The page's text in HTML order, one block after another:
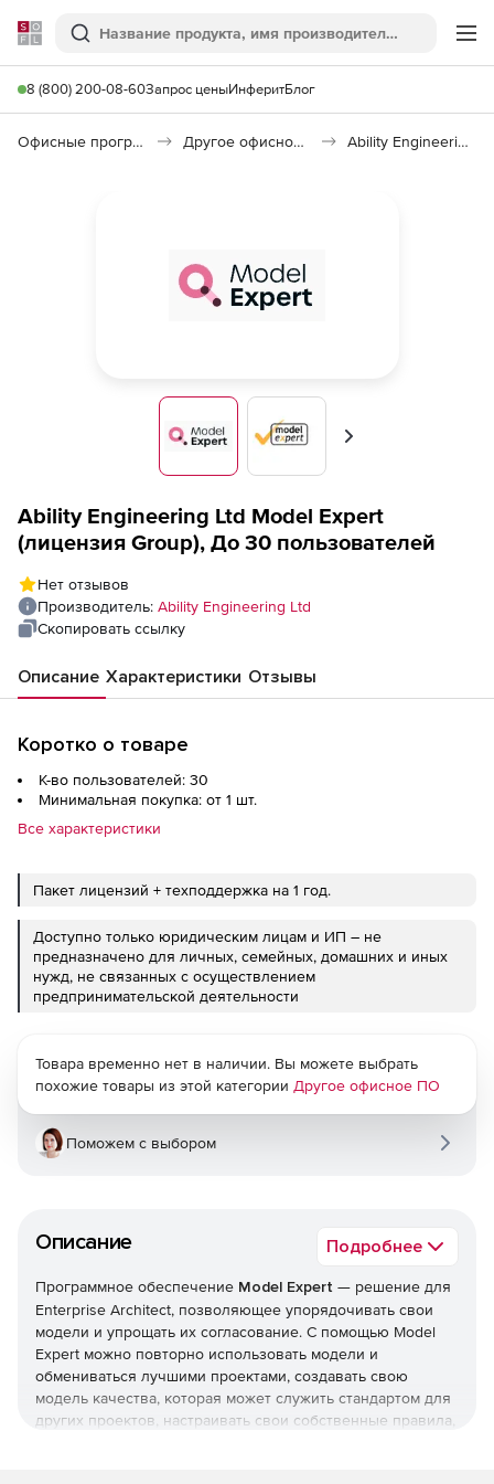
Softline
Поиск
8 (800) 200-08-60Запрос ценыИнферитБлог
Офисные программы Другое офисное ПО Ability Engineering Model Expert
Вперед
Ability Engineering Ltd Model Expert
(лицензия Group), До 30 пользователей
Нет отзывов
Производитель: Ability Engineering Ltd
Скопировать ссылку
Описание Характеристики Отзывы
Коротко о товаре
К-во пользователей: 30
Минимальная покупка: от 1 шт.
Все характеристики
Пакет лицензий + техподдержка на 1 год.
Доступно только юридическим лицам и ИП – не
предназначено для личных, семейных, домашних и иных
нужд, не связанных с осуществлением
предпринимательской деятельности
Описание Подробнее
Программное обеспечение Model Expert — решение для
Enterprise Architect, позволяющее упорядочивать свои
модели и упрощать их согласование. С помощью Model
Expert можно повторно использовать модели и
обмениваться лучшими проектами, создавать свою
модель качества, которая может служить стандартом для
других проектов, настраивать свои собственные правила,
Товара временно нет в наличии. Вы можете выбрать
похожие товары из этой категории Другое офисное ПО
Поможем с выбором